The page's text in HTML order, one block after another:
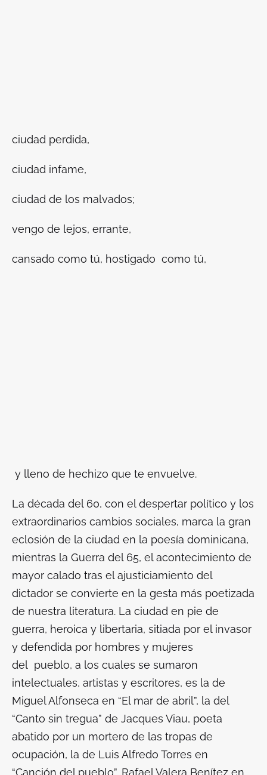
ciudad perdida,
ciudad infame,
ciudad de los malvados;
vengo de lejos, errante,
cansado como tú, hostigado como tú,
y lleno de hechizo que te envuelve.
La década del 60, con el despertar político y los
extraordinarios cambios sociales, marca la gran
eclosión de la ciudad en la poesía dominicana,
mientras la Guerra del 65, el acontecimiento de
mayor calado tras el ajusticiamiento del
dictador se convierte en la gesta más poetizada
de nuestra literatura. La ciudad en pie de
guerra, heroica y libertaria, sitiada por el invasor
y defendida por hombres y mujeres
del pueblo, a los cuales se sumaron
intelectuales, artistas y escritores, es la de
Miguel Alfonseca en “El mar de abril”, la del
“Canto sin tregua” de Jacques Viau, poeta
abatido por un mortero de las tropas de
ocupación, la de Luis Alfredo Torres en
“Canción del pueblo”, Rafael Valera Benítez en